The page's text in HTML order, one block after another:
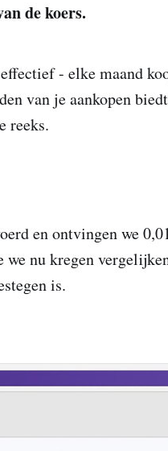
de koers.
- elke maand
van je aankopen
reeks.
en ontvingen we
nu kregen
is.